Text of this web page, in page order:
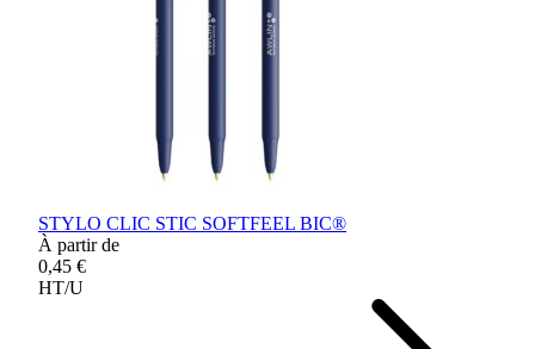
STYLO CLIC STIC SOFTFEEL BIC®
À partir de
0,45 €
HT/U